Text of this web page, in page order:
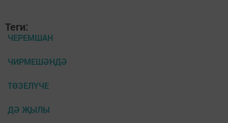
Теги:
ЧЕРЕМШАН
ЧИРМЕШӘНДӘ
ТӨЗЕЛҮЧЕ
ДӘ ҖЫЛЫ